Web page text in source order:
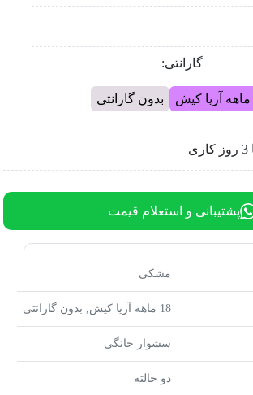
گارانتی:
بدون گارانتی
پشتیبانی و استعلام قیمت
مشکی
18 ماهه آریا کیش, بدون گارانتی
سشوار خانگی
دو حالته